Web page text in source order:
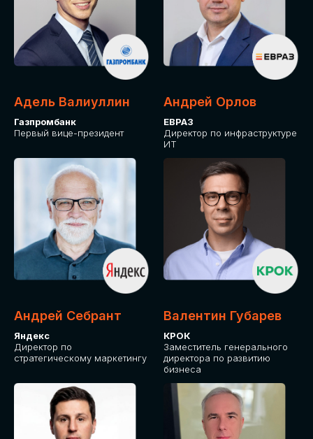
Адель Валиуллин
Газпромбанк
Первый вице-президент
Андрей Орлов
ЕВРАЗ
Директор по инфраструктуре
ИТ
Андрей Себрант
Яндекс
Директор по
стратегическому маркетингу
Валентин Губарев
КРОК
Заместитель генерального
директора по развитию
бизнеса